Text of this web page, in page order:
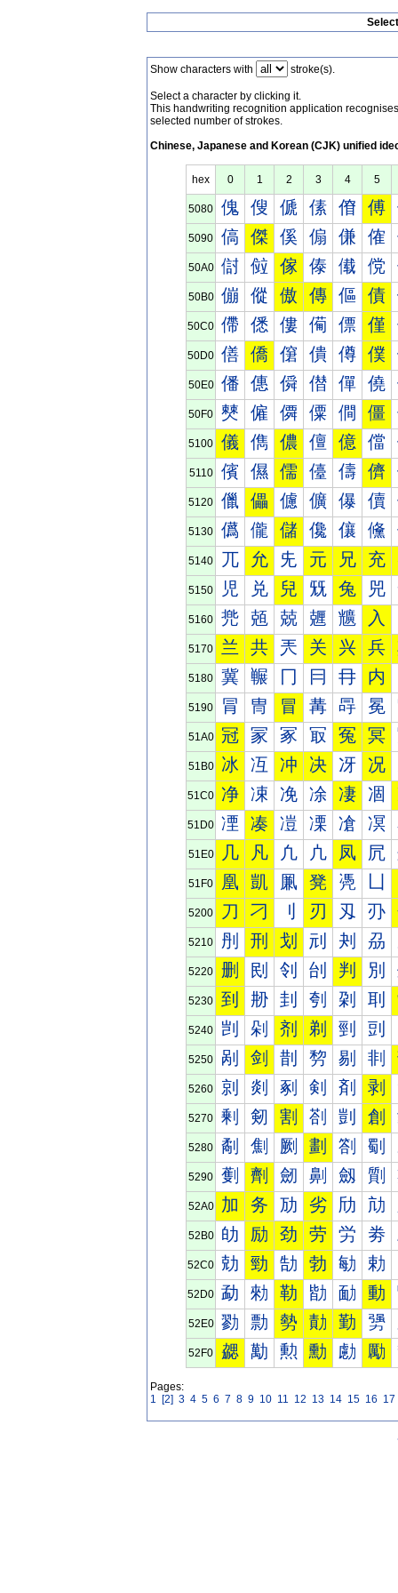
Show characters with stroke(s).
Select a character by clicking it.
This handwriting recognition application
selected number of strokes.
Chinese, Japanese and Korean (CJK) unified
hex 0 1 2 3 4 5
5080 傀 傁 傂 傃 傄 傅
5090 傐 傑 傒 傓 傔 傕
50A0 傠 傡 傢 傣 傤 傥
50B0 傰 傱 傲 傳 傴 債
50C0 僀 僁 僂 僃 僄 僅
50D0 僐 僑 僒 僓 僔 僕
50E0 僠 僡 僢 僣 僤 僥
50F0 僰 僱 僲 僳 僴 僵
5100 儀 儁 儂 儃 億 儅
5110 儐 儑 儒 儓 儔 儕
5120 儠 儡 儢 儣 儤 儥
5130 儰 儱 儲 儳 儴 儵
5140 兀 允 兂 元 兄 充
5150 児 兑 兒 兓 兔 兕
5160 兠 兡 兢 兣 兤 入
5170 兰 共 兲 关 兴 兵
5180 冀 冁 冂 冃 冄 内
5190 冐 冑 冒 冓 冔 冕
51A0 冠 冡 冢 冣 冤 冥
51B0 冰 冱 冲 决 冴 况
51C0 净 凁 凂 凃 凄 凅
51D0 凐 凑 凒 凓 凔 凕
51E0 几 凡 凢 凣 凤 凥
51F0 凰 凱 凲 凳 凴
5200 刀 刁 刂 刃 刄 刅
5210 刐 刑 划 刓 刔 刕
5220 删 刡 刢 刣 判 別
5230 到 刱 刲 刳 刴 刵
5240 剀 剁 剂 剃 剄 剅
5250 剐 剑 剒 剓 剔 剕
5260 剠 剡 剢 剣 剤 剥
5270 剰 剱 割 剳 剴 創
5280 劀 劁 劂 劃 劄 劅
5290 劐 劑 劒 劓 劔 劕
52A0 加 务 劢 劣 劤 劥
52B0 劰 励 劲 劳 労 劵
52C0 勀 勁 勂 勃 勄 勅
52D0 勐 勑 勒 勓 勔 動
52E0 勠 勡 勢 勣 勤 勥
52F0 勰 勱 勲 勳 勴 勵
Pages:
1 [2] 3 4 5 6 7 8 9 10 11 12 13 14 15 16 17